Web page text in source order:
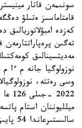
سونىمەن قاتار
قامتاماسىز ەتىلۋ
تەگىن
سالىستىرعاندا 54 پايىزعا ارتىق قامتۋعا مۇمكىندىك بەردى.